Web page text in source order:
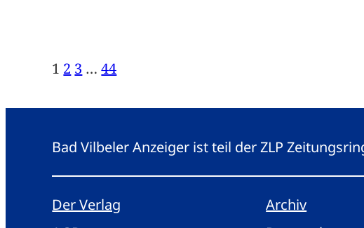
1 2 3 … 44
Bad Vilbeler Anzeiger ist teil der ZLP
Der Verlag Archiv